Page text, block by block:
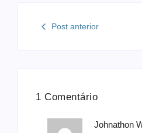
Post anterior
1 Comentário
Johnathon